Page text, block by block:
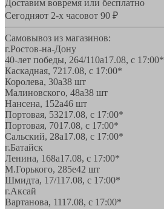
Доставим вовремя или бесплатно
Сегодняот 2-х часовот 90 ₽
Самовывоз из магазинов:
г.Ростов-на-Дону
40-лет победы, 264/110а17.08, с 17:00*
Каскадная, 7217.08, с 17:00*
Королева, 30а38 шт
Малиновского, 48а38 шт
Нансена, 152а46 шт
Портовая, 53217.08, с 17:00*
Портовая, 7017.08, с 17:00*
Сальский, 28a17.08, с 17:00*
г.Батайск
Ленина, 168а17.08, с 17:00*
М.Горького, 285е42 шт
Шмидта, 17/117.08, с 17:00*
г.Аксай
Вартанова, 1117.08, с 17:00*